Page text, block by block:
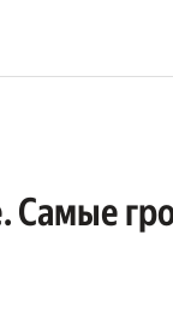
Самые